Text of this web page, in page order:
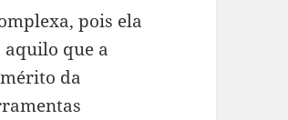
pois ela
que a
da